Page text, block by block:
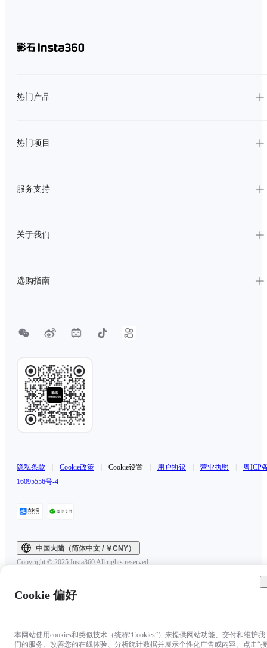
热门产品
热门项目
服务支持
关于我们
选购指南
隐私条款 Cookie政策 Cookie设置 用户协议 营业执照
粤ICP
16095556号-4
中国大陆（简体中文 / ￥CNY）
Copyright © 2025 Insta360 All rights reserved.
Cookie 偏好
本网站使用cookies和类似技术（统称“Cookies”）来提供网站功能、交付和维护我
们的服务、改善您的在线体验、分析统计数据并展示个性化广告或内容。点击“接